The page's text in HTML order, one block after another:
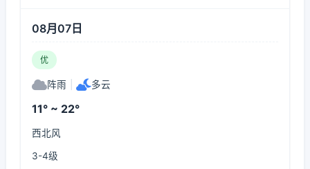
08月07日
优
阵雨 多云
11° ~ 22°
西北风
3-4级